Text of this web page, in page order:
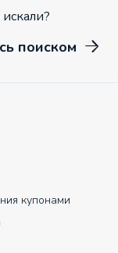
поиском
купонами